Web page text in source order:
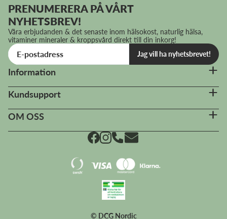
PRENUMERERA PÅ VÅRT
NYHETSBREV!
Våra erbjudanden & det senaste inom hälsokost, naturlig hälsa,
vitaminer mineraler & kroppsvård direkt till din inkorg!
Jag vill ha nyhetsbrevet!
Information
Kundsupport
OM OSS
© DCG Nordic